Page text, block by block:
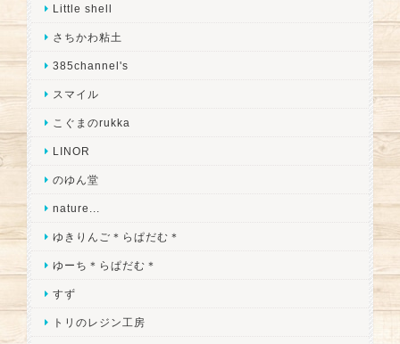
Little shell
さちかわ粘土
385channel's
スマイル
こぐまのrukka
LINOR
のゆん堂
nature...
ゆきりんご＊らぱだむ＊
ゆーち＊らぱだむ＊
すず
トリのレジン工房